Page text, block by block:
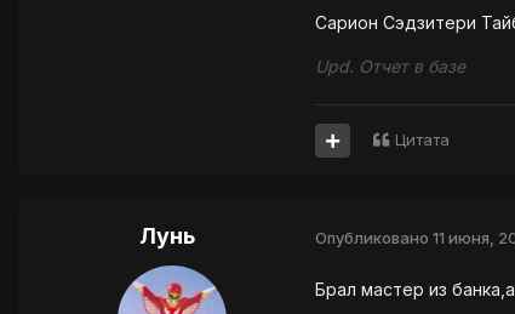
Сарион Сэдзитери
Upd. Отчет в базе
Цитата
Лунь Опубликовано 11 июня,
Брал мастер из